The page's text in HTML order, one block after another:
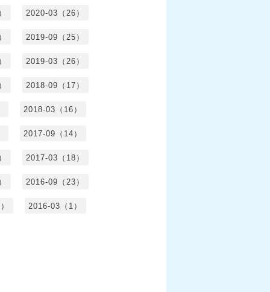
2020-03（26）
2019-09（25）
2019-03（26）
2018-09（17）
2018-03（16）
2017-09（14）
2017-03（18）
2016-09（23）
2016-03（1）